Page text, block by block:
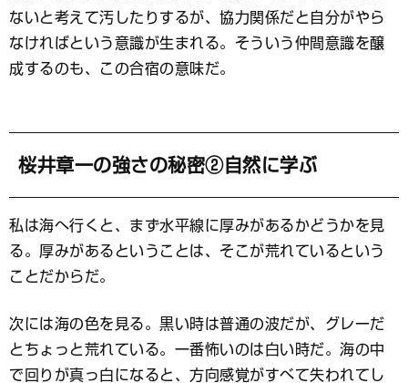
ないと考えて汚したりするが、協力関係だと自分がやら
なければという意識が生まれる。そういう仲間意識を醸
成するのも、この合宿の意味だ。
桜井章一の強さの秘密②自然に学ぶ
私は海へ行くと、まず水平線に厚みがあるかどうかを見
る。厚みがあるということは、そこが荒れているという
ことだからだ。
次には海の色を見る。黒い時は普通の波だが、グレーだ
とちょっと荒れている。一番怖いのは白い時だ。海の中
で回りが真っ白になると、方向感覚がすべて失われてし